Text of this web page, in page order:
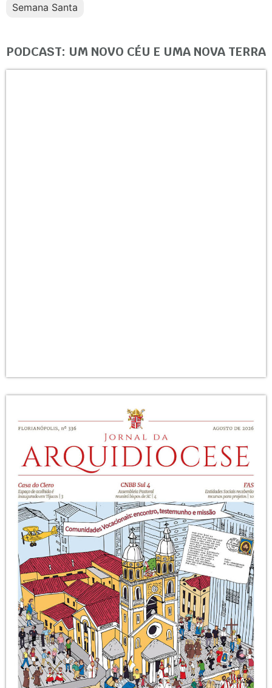
Semana Santa
PODCAST: UM NOVO CÉU E UMA NOVA TERRA